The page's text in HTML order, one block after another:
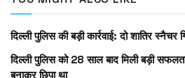
दिल्ली पुलिस की बड़ी कार्रवाई: दो शातिर
दिल्ली पुलिस को 28 साल बाद मिली बड़ी
बनाकर छिपा था